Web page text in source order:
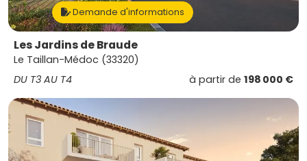
Demande d'informations
Les Jardins de Braude
Le Taillan-Médoc (33320)
DU T3 AU T4
à partir de 198 000 €